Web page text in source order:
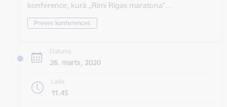
konference, kurā „Rimi Rīgas maratona”…
Preses konferences
Datums
26. marts, 2020
Laiks
11.45